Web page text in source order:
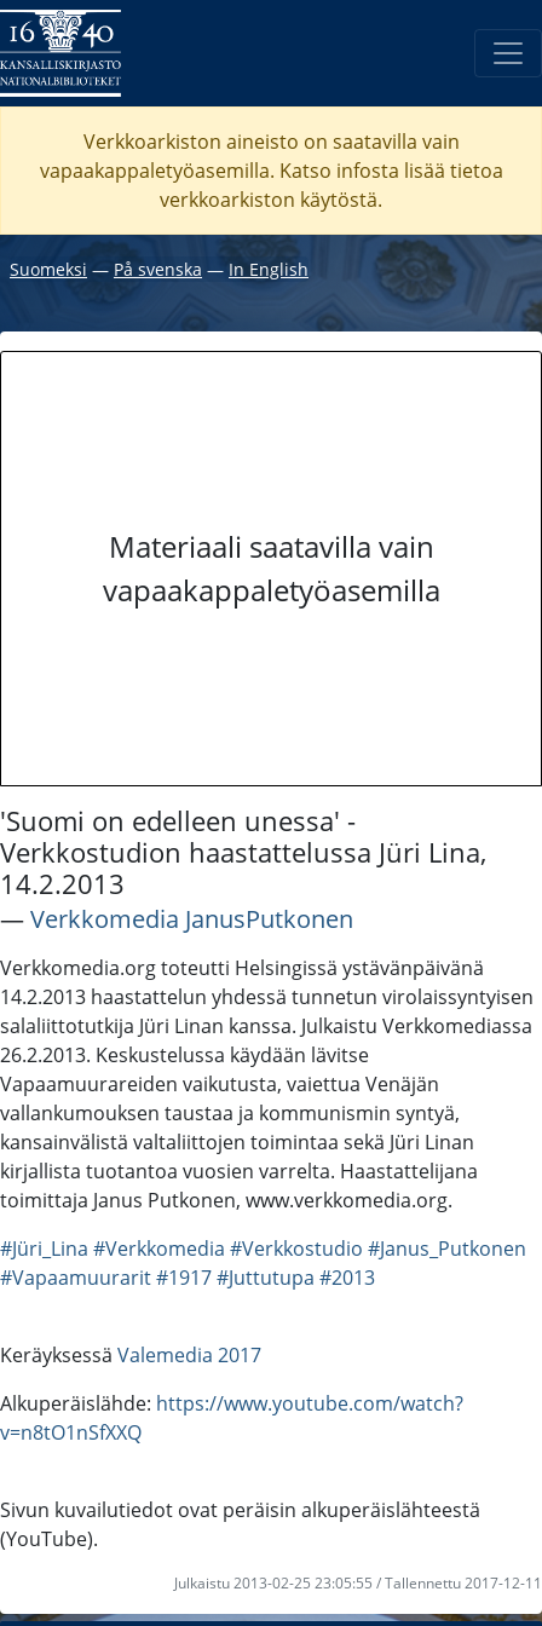
Verkkoarkiston aineisto on saatavilla vain
vapaakappaletyöasemilla. Katso infosta lisää tietoa
verkkoarkiston käytöstä.
Suomeksi ― På svenska ― In English
Materiaali saatavilla vain
vapaakappaletyöasemilla
'Suomi on edelleen unessa' -
Verkkostudion haastattelussa Jüri Lina,
14.2.2013
―Verkkomedia JanusPutkonen
Verkkomedia.org toteutti Helsingissä ystävänpäivänä
14.2.2013 haastattelun yhdessä tunnetun virolaissyntyisen
salaliittotutkija Jüri Linan kanssa. Julkaistu Verkkomediassa
26.2.2013. Keskustelussa käydään lävitse
Vapaamuurareiden vaikutusta, vaiettua Venäjän
vallankumouksen taustaa ja kommunismin syntyä,
kansainvälistä valtaliittojen toimintaa sekä Jüri Linan
kirjallista tuotantoa vuosien varrelta. Haastattelijana
toimittaja Janus Putkonen, www.verkkomedia.org.
#Jüri_Lina #Verkkomedia #Verkkostudio #Janus_Putkonen
#Vapaamuurarit#1917#Juttutupa #2013
Keräyksessä Valemedia 2017
Alkuperäislähde: https://www.youtube.com/watch?
v=n8tO1nSfXXQ
Sivun kuvailutiedot ovat peräisin alkuperäislähteestä
(YouTube).
Julkaistu 2013-02-25 23:05:55 / Tallennettu 2017-12-11